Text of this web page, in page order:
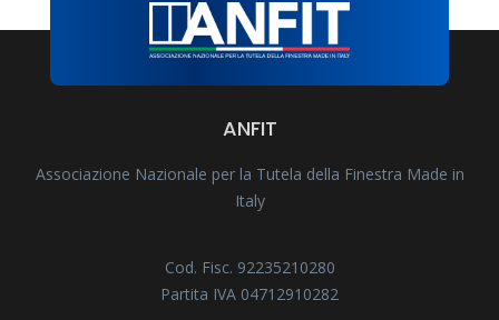
ANFIT
Associazione Nazionale per la Tutela della Finestra Made in
Italy
Cod. Fisc. 92235210280
Partita IVA 04712910282